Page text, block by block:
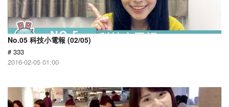
No.05 科技小電報 (02/05)
# 333
2016-02-05 01:00